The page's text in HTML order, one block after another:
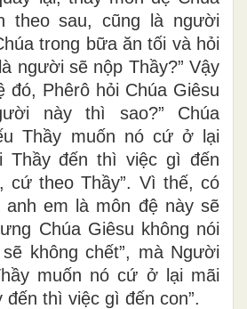
theo sau, cũng là người
trong bữa ăn tối và hỏi
người sẽ nộp Thầy?” Vậy
đó, Phêrô hỏi Chúa Giêsu
này thì sao?” Chúa
Thầy muốn nó cứ ở lại
Thầy đến thì việc gì đến
cứ theo Thầy”. Vì thế, có
anh em là môn đệ này sẽ
Chúa Giêsu không nói
không chết”, mà Người
muốn nó cứ ở lại mãi
thì việc gì đến con”.